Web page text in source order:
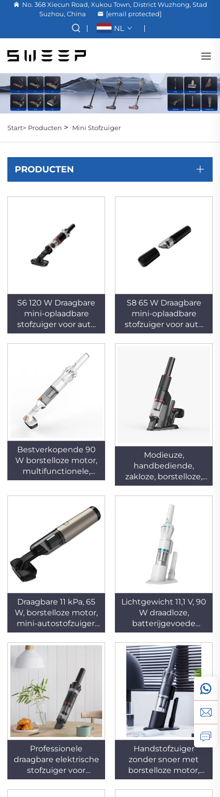
No. 368 Xiecun Road, Xukou Town, District Wuzhong, Stad
Suzhou, China
[email protected]
NL
Start> Producten > Mini Stofzuiger
PRODUCTEN
S6 120 W Draagbare
mini-oplaadbare
stofzuiger voor auto
en thuisgebruik
S8 65 W Draagbare
mini-oplaadbare
stofzuiger voor auto
en thuisgebruik
Bestverkopende 90
W borstelloze motor,
multifunctionele,
draadloze,
droge stofzuiger voor
auto en huishouden
Modieuze,
handbediende,
zakloze, borstelloze,
batterijgestuurde
autostofzuiger voor
gebruik in hotels en
huishoudens, 90 W,
draagbaar, oplaadbaar,
draadloos, droog
Draagbare 11 kPa, 65
W, borstelloze motor,
mini-autostofzuiger,
droog, automatisch,
handbediend, USB-
oplaadbaar, accu, lage
geluidsniveau,
geschikt voor gebruik
in hotels en
huishoudens
Lichtgewicht 11,1 V, 90
W draadloze,
batterijgevoede
draagbare stofzuiger
voor gebruik in auto's
Professionele
draagbare elektrische
stofzuiger voor
gebruik in de auto en
huishoudelijke
Handstofzuiger
zonder snoer met
borstelloze motor,
draagbaar en krachtig
zuigvermogen,